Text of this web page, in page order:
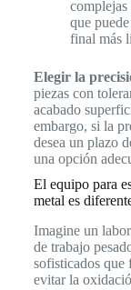
complejas
que
final más
Elegir la
piezas con
acabado
embargo, si la
desea un plazo
una opción
El equipo para
metal es
Imagine un
de trabajo
sofisticados que
evitar la